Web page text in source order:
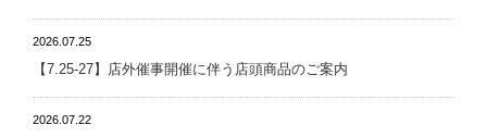
2026.07.25
【7.25-27】店外催事開催に伴う店頭商品のご案内
2026.07.22